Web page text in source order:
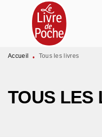
MENU
PIED DE PAGE
Accueil • Tous les livres
TOUS LES